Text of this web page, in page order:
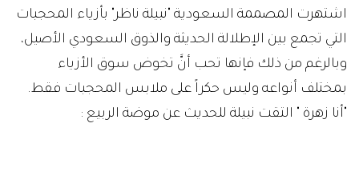
اشتهرت المصممة السعودية "نبيلة ناظر" بأزياء المحجبات
التي تجمع بين الإطلالة الحديثة والذوق السعودي الأصيل،
وبالرغم من ذلك فإنها تحب أنَّ تخوض سوق الأزياء
بمختلف أنواعه وليس حكراً على ملابس المحجبات فقط.
"أنا زهرة " التقت نبيلة للحديث عن موضة الربيع :